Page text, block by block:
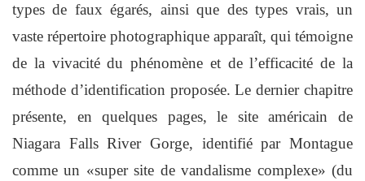
types de faux égarés, ainsi que des types vrais, un
vaste répertoire photographique apparaît, qui témoigne
de la vivacité du phénomène et de l’efficacité de la
méthode d’identification proposée. Le dernier chapitre
présente, en quelques pages, le site américain de
Niagara Falls River Gorge, identifié par Montague
comme un «super site de vandalisme complexe» (du